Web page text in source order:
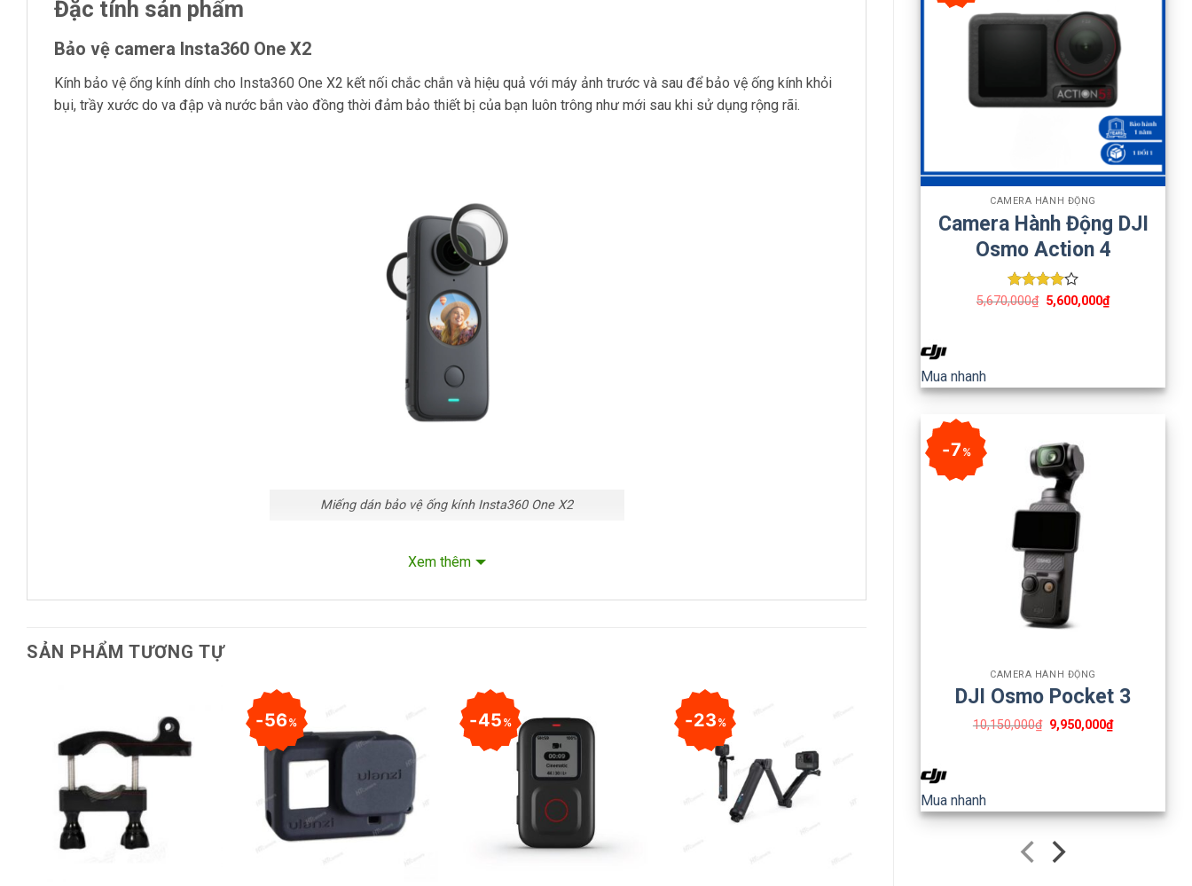
+
CAMERA HÀNH ĐỘNG
Camera Hành Động DJI
Osmo Action 4
Được
5,670,000₫ 5,600,000₫
Mua nhanh
7%
CAMERA HÀNH ĐỘNG
DJI Osmo Pocket 3
10,150,000₫ 9,950,000₫
Mua nhanh
Đặc tính sản phẩm
Bảo vệ camera Insta360 One X2
Kính bảo vệ ống kính dính cho Insta360 One X2 kết nối chắc chắn và hiệu quả với máy ảnh trước và sau để bảo vệ ống kính khỏi
bụi, trầy xước do va đập và nước bắn vào đồng thời đảm bảo thiết bị của bạn luôn trông như mới sau khi sử dụng rộng rãi.
Miếng dán bảo vệ ống kính Insta360 One X2
Người dùng có thể dán chắc chắn Insta360 One X2 vào ống kính nhờ 6 miếng dán kết hợp. Đơn giản để tháo rời và lắp lại với
Thông tin chi tiết về
Mô hình tương thích: Insta360 One x 2
Xuất xứ: CN (Xuất xứ)
Loại: Nắp ống kính
Thương hiệu tương thích: Insta360 One x 2
Chứng nhận: CE
Xem thêm
SẢN PHẨM TƯƠNG TỰ
56% 45% 23%